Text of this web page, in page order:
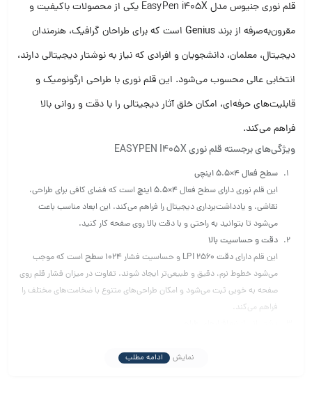
قلم نوری جنیوس مدل EasyPen i405X یکی از محصولات باکیفیت و
مقرون‌به‌صرفه از برند Genius است که برای طراحان گرافیک، هنرمندان
دیجیتال، معلمان، دانشجویان و افرادی که نیاز به نوشتار دیجیتالی دارند،
انتخابی عالی محسوب می‌شود. این قلم نوری با طراحی ارگونومیک و
قابلیت‌های حرفه‌ای، امکان خلق آثار دیجیتالی را با دقت و روانی بالا
فراهم می‌کند.
ویژگی‌های برجسته قلم نوری EASYPEN I405X
سطح فعال 4×5.5 اینچی
این قلم نوری دارای سطح فعال4×5.5 اینچ
است که فضای کافی برای طراحی،
نقاشی، و یادداشت‌برداری دیجیتال را فراهم می‌کند. این ابعاد مناسب باعث
می‌شود تا بتوانید به راحتی و با دقت بالا روی صفحه کار کنید.
دقت و حساسیت بالا
این قلم دارایدقت 2560 LPI و حساسیت فشار1024 سطح
است که موجب
می‌شود خطوط نرم، دقیق و طبیعی‌تر ایجاد شوند. تفاوت در میزان فشار قلم روی
صفحه به خوبی ثبت می‌شود و امکان طراحی‌های متنوع با ضخامت‌های مختلف را
فراهم می‌کند.
Corel Painter، Illustrator، Clip Studio Paint و دیگر برنامه‌های طراحی و
نمایش ادامه مطلب